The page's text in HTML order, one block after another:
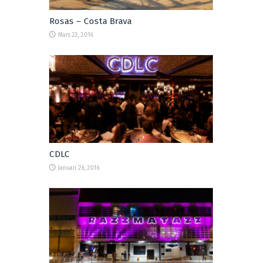
Rosas – Costa Brava
Mars 22, 2016
CDLC
Januari 26, 2016